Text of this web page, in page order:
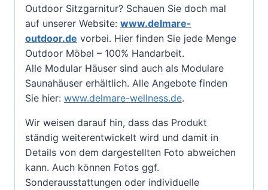
Outdoor Sitzgarnitur? Schauen Sie doch mal
auf unserer Website: www.delmare-
outdoor.de vorbei. Hier finden Sie jede Menge
Outdoor Möbel – 100% Handarbeit.
Alle Modular Häuser sind auch als Modulare
Saunahäuser erhältlich. Alle Angebote finden
Sie hier: www.delmare-wellness.de.
Wir weisen darauf hin, dass das Produkt
ständig weiterentwickelt wird und damit in
Details von dem dargestellten Foto abweichen
kann. Auch können Fotos ggf.
Sonderausstattungen oder individuelle